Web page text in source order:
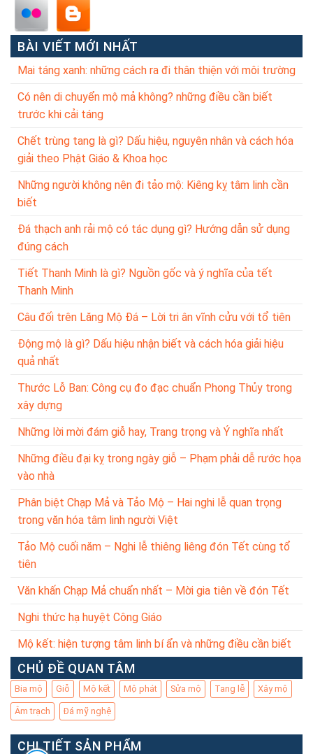
BÀI VIẾT MỚI NHẤT
Mai táng xanh: những cách ra đi thân thiện với môi trường
Có nên di chuyển mộ mả không? những điều cần biết
trước khi cải táng
Chết trùng tang là gì? Dấu hiệu, nguyên nhân và cách hóa
giải theo Phật Giáo & Khoa học
Những người không nên đi tảo mộ: Kiêng kỵ tâm linh cần
biết
Đá thạch anh rải mộ có tác dụng gì? Hướng dẫn sử dụng
đúng cách
Tiết Thanh Minh là gì? Nguồn gốc và ý nghĩa của tết
Thanh Minh
Câu đối trên Lăng Mộ Đá – Lời tri ân vĩnh cửu với tổ tiên
Động mộ là gì? Dấu hiệu nhận biết và cách hóa giải hiệu
quả nhất
Thước Lỗ Ban: Công cụ đo đạc chuẩn Phong Thủy trong
xây dựng
Những lời mời đám giỗ hay, Trang trọng và Ý nghĩa nhất
Những điều đại kỵ trong ngày giỗ – Phạm phải dễ rước họa
vào nhà
Phân biệt Chạp Mả và Tảo Mộ – Hai nghi lễ quan trọng
trong văn hóa tâm linh người Việt
Tảo Mộ cuối năm – Nghi lễ thiêng liêng đón Tết cùng tổ
tiên
Văn khấn Chạp Mả chuẩn nhất – Mời gia tiên về đón Tết
Nghi thức hạ huyệt Công Giáo
Mộ kết: hiện tượng tâm linh bí ẩn và những điều cần biết
CHỦ ĐỀ QUAN TÂM
Bia mộ Giỗ Mộ kết Mộ phát Sửa mộ Tang lễ Xây mộ
Âm trạch Đá mỹ nghệ
CHI TIẾT SẢN PHẨM